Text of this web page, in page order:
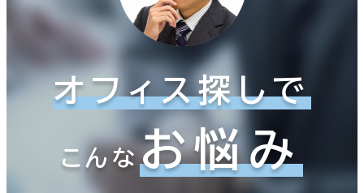
オフィス探しで
こんなお悩み